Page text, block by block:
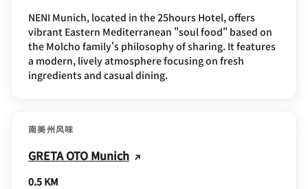
NENI Munich, located in the 25hours Hotel, offers
vibrant Eastern Mediterranean "soul food" based on
the Molcho family's philosophy of sharing. It features
a modern, lively atmosphere focusing on fresh
ingredients and casual dining.
南美州风味
GRETA OTO Munich
0.5 KM